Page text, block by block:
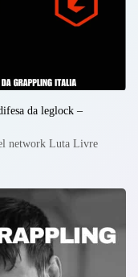
da leglock –
network Luta Livre